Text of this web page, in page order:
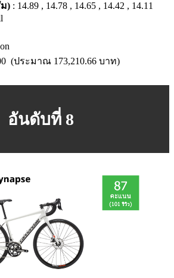
) : 14.89 , 14.78 , 14.65 , 14.42 , 14.11
(ประมาณ 173,210.66 บาท)
อันดับที่ 8